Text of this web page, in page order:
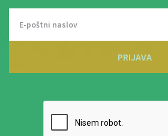
PRIJAVA